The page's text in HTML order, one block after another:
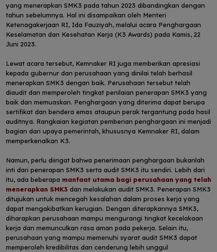
yang menerapkan SMK3 pada tahun 2023 dibandingkan dengan
tahun sebelumnya. Hal ini disampaikan oleh Menteri
Ketenagakerjaan RI, Ida Fauziyah, melalui acara Penghargaan
Keselamatan dan Kesehatan Kerja (K3 Awards) pada Kamis, 22
Juni 2023.
Lewat acara tersebut, Kemnaker RI juga memberikan apresiasi
kepada gubernur dan perusahaan yang dinilai telah berhasil
menerapkan SMK3 dengan baik. Perusahaan tersebut telah
diaudit dan memperoleh tingkat penilaian penerapan SMK3 yang
baik dan memuaskan. Penghargaan yang diterima dapat berupa
sertifikat dan bendera emas ataupun perak tergantung pada hasil
auditnya. Rangkaian kegiatan pemberian penghargaan ini menjadi
bagian dari upaya pemerintah, khususnya Kemnaker RI, dalam
memperkenalkan K3.
Namun, perlu diingat bahwa penerimaan penghargaan bukanlah
inti dari penerapan SMK3 serta audit SMK3 itu sendiri. Lebih dari
itu, ada beberapa manfaat utama bagi perusahaan yang telah
menerapkan SMK3 dan melakukan audit SMK3. Penerapan SMK3
ditujukan untuk mencegah kesalahan dalam proses kerja yang
dapat mengakibatkan kerugian. Dengan diterapkannya SMK3,
diharapkan perusahaan mampu mengurangi tingkat kecelakaan
kerja dan memunculkan rasa aman pada pekerja. Selain itu,
perusahaan yang mampu memenuhi syarat audit SMK3 dapat
memperoleh kredibilitas dan cenderung lebih unggul